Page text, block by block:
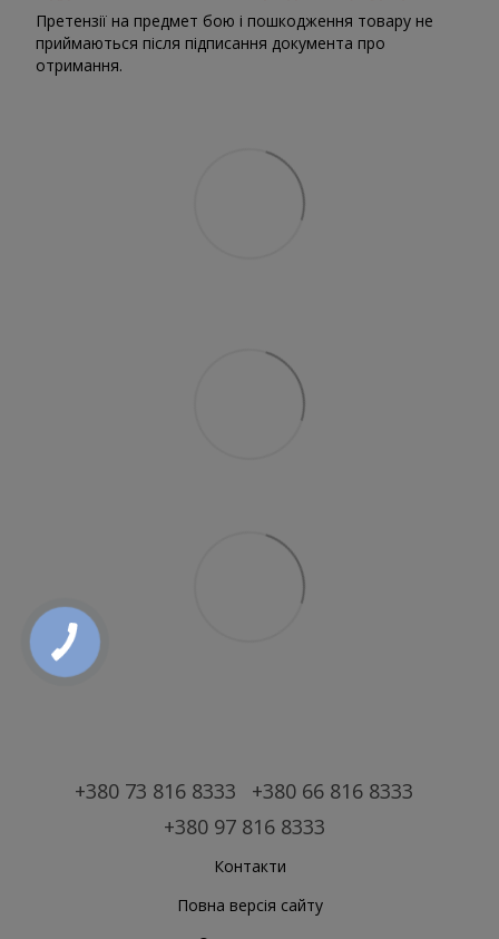
Претензії на предмет бою і пошкодження товару не
приймаються після підписання документа про
отримання.
+380 73 816 8333
+380 66 816 8333
+380 97 816 8333
Контакти
Повна версія сайту